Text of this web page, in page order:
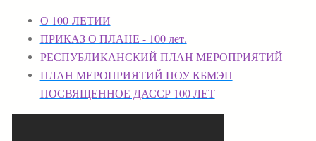
О 100-ЛЕТИИ
ПРИКАЗ О ПЛАНЕ - 100 лет.
РЕСПУБЛИКАНСКИЙ ПЛАН МЕРОПРИЯТИЙ
ПЛАН МЕРОПРИЯТИЙ ПОУ КБМЭП
ПОСВЯЩЕННОЕ ДАССР 100 ЛЕТ